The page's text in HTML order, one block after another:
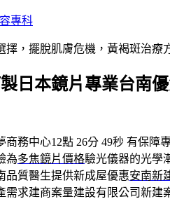
專科
擇，擺脫肌膚危機，黃褐斑治療
日本鏡片專業台南
商務中心12點 26分 49秒 有保障
為多焦鏡片價格驗光儀器的光學
品質醫生提供新成屋優惠安南新
需求建商案量建設有限公司新建